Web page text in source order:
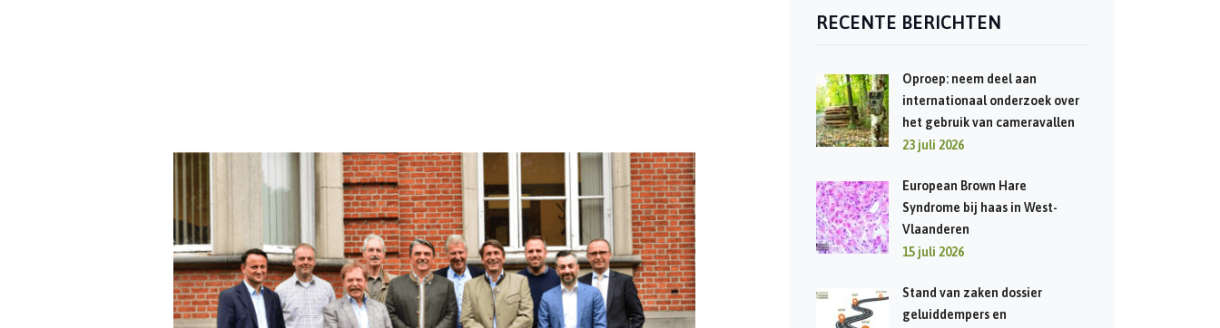
RECENTE BERICHTEN
Oproep: neem deel aan
internationaal onderzoek over
het gebruik van cameravallen
23 juli 2026
European Brown Hare
Syndrome bij haas in West-
Vlaanderen
15 juli 2026
Stand van zaken dossier
geluiddempers en